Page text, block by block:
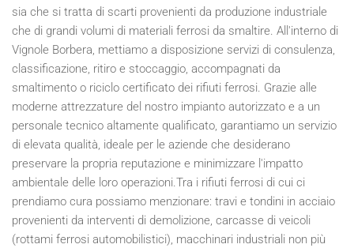
sia che si tratta di scarti provenienti da produzione industriale
che di grandi volumi di materiali ferrosi da smaltire. All'interno di
Vignole Borbera, mettiamo a disposizione servizi di consulenza,
classificazione, ritiro e stoccaggio, accompagnati da
smaltimento o riciclo certificato dei rifiuti ferrosi. Grazie alle
moderne attrezzature del nostro impianto autorizzato e a un
personale tecnico altamente qualificato, garantiamo un servizio
di elevata qualità, ideale per le aziende che desiderano
preservare la propria reputazione e minimizzare l'impatto
ambientale delle loro operazioni.Tra i rifiuti ferrosi di cui ci
prendiamo cura possiamo menzionare: travi e tondini in acciaio
provenienti da interventi di demolizione, carcasse di veicoli
(rottami ferrosi automobilistici), macchinari industriali non più